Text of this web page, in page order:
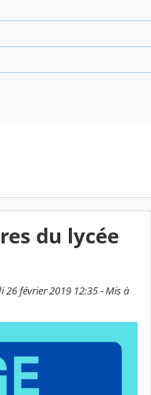
du lycée
février 2019 12:35 - Mis à